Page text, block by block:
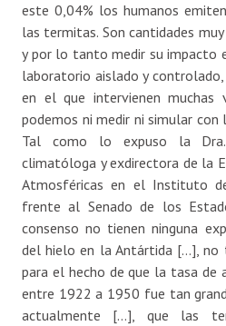
este 0,04% los humanos
las termitas. Son cantidades
y por lo tanto medir su impacto
laboratorio aislado y
en el que intervienen muchas
podemos ni medir ni simular con
Tal como lo expuso la Dra.
climatóloga y exdirectora de la
Atmosféricas en el Instituto
frente al Senado de los
consenso no tienen ninguna
del hielo en la Antártida […], no
para el hecho de que la tasa
entre 1922 a 1950 fue tan
actualmente […], que las